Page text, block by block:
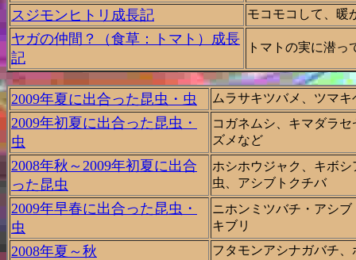
スジモンヒトリ成長記 モコモコして、暖
ヤガの仲間？（食草：トマト）成長
記
トマトの実に潜っ
2009年夏に出合った昆虫・虫 ムラサキツバメ、ツマ
2009年初夏に出合った昆虫・
虫
コガネムシ、キマダラ
ズメなど
2008年秋～2009年初夏に出合
った昆虫
ホシホウジャク、キボ
虫、アシブトクチバ
2009年早春に出合った昆虫・
虫
ニホンミツバチ・アシ
キブリ
2008年夏～秋 フタモンアシナガバチ